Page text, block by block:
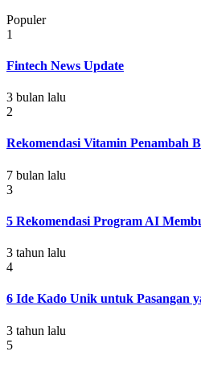
Populer
1
Fintech News Update
3 bulan lalu
2
Rekomendasi Vitamin Penambah
7 bulan lalu
3
5 Rekomendasi Program AI
3 tahun lalu
4
6 Ide Kado Unik untuk Pasangan
3 tahun lalu
5